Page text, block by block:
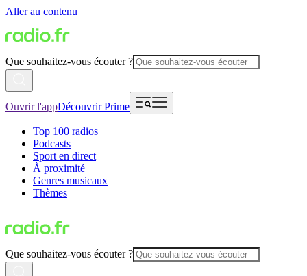
Aller au contenu
Que souhaitez-vous écouter ?
Ouvrir l'appDécouvrir Prime
Top 100 radios
Podcasts
Sport en direct
À proximité
Genres musicaux
Thèmes
Que souhaitez-vous écouter ?